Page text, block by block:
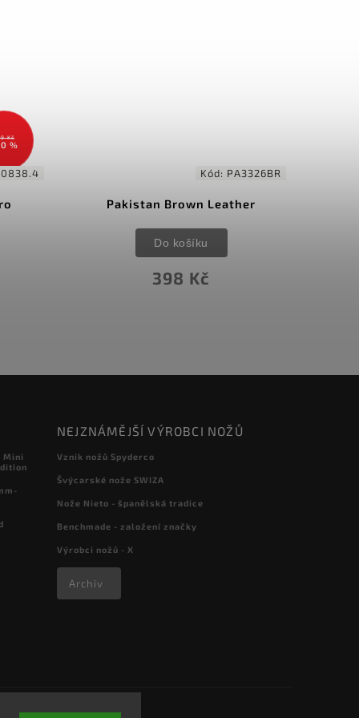
Kč
%
Kód: PA3326BR
Pakistan Brown Leather
398 Kč
Do košíku
Mini
NEJZNÁMĚJŠÍ VÝROBCI NOŽŮ
Vznik nožů Spyderco
Švýcarské nože SWIZA
Nože Nieto - španělská tradice
Benchmade - založení značky
Výrobci nožů - X
Archiv